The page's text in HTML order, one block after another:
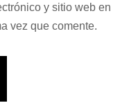
y sitio web en
vez que comente.